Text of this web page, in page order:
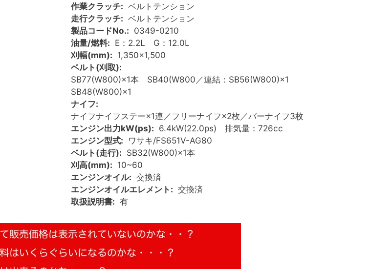
作業クラッチ
ベルトテンション
走行クラッチ
ベルトテンション
製品コードNo.
0349-0210
油量/燃料
E：2.2L G：12.0L
刈幅(mm)
1,350×1,500
ベルト(刈取)
SB77(W800)×1本 SB40(W800／連結：SB56(W800)×1
SB48(W800)×1
ナイフ
ナイフナイフステー×1連／フリーナイフ×2枚／バーナイフ3枚
エンジン出力kW(ps)
6.4kW(22.0ps) 排気量：726cc
エンジン型式
ワサキ/FS651V-AG80
ベルト(走行)
SB32(W800)×1本
刈高(mm)
10~60
エンジンオイル
交換済
エンジンオイルエレメント
交換済
取扱説明書
有